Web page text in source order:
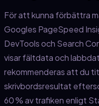
För att kunna förbättra
Googles PageSpeed
DevTools och Search
visar fältdata och
rekommenderas att du
skrivbordsresultat
60 % av trafiken enligt